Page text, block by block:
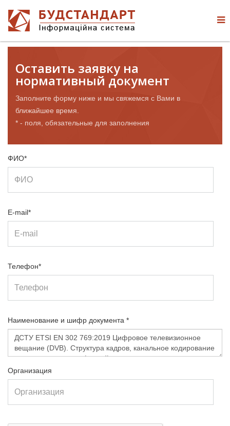
Оставить заявку на
нормативный документ
Заполните форму ниже и мы свяжемся с Вами в
ближайшее время.
* - поля, обязательные для заполнения
ФИО*
E-mail*
Телефон*
Наименование и шифр документа *
Организация